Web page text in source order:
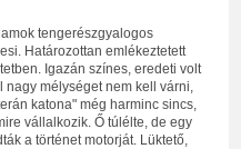
tengerészgyalogos
Határozottan emlékeztetett
Igazán színes, eredeti volt
mélységet nem kell várni,
katona" még harminc sincs,
vállalkozik. Ő túlélte, de egy
a történet motorját. Lüktető,